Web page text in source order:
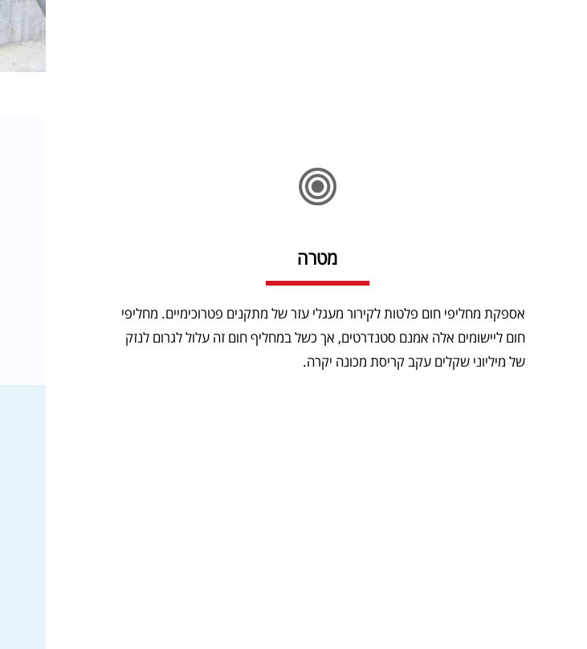
מטרה
אספקת מחליפי חום פלטות לקירור מעגלי עזר של מתקנים פטרוכימיים. מחליפי
חום ליישומים אלה אמנם סטנדרטים, אך כשל במחליף חום זה עלול לגרום לנזק
של מיליוני שקלים עקב קריסת מכונה יקרה.